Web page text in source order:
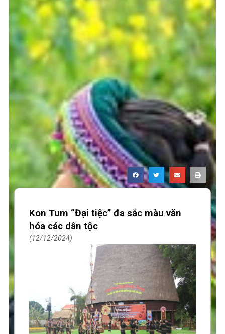
Kon Tum “Đại tiệc” đa sắc màu văn
hóa các dân tộc
12/12/2024